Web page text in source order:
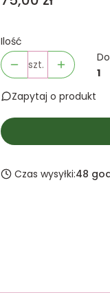
Ilość
szt.
1
Zapytaj o produkt
Czas wysyłki:48